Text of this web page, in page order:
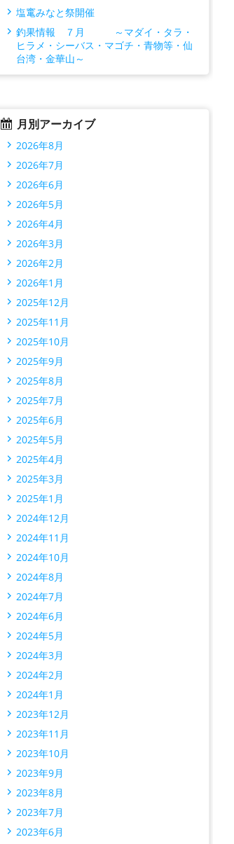
塩竃みなと祭開催
釣果情報 ７月 ～マダイ・タラ・
ヒラメ・シーバス・マゴチ・青物等・仙
台湾・金華山～
月別アーカイブ
2026年8月
2026年7月
2026年6月
2026年5月
2026年4月
2026年3月
2026年2月
2026年1月
2025年12月
2025年11月
2025年10月
2025年9月
2025年8月
2025年7月
2025年6月
2025年5月
2025年4月
2025年3月
2025年1月
2024年12月
2024年11月
2024年10月
2024年8月
2024年7月
2024年6月
2024年5月
2024年3月
2024年2月
2024年1月
2023年12月
2023年11月
2023年10月
2023年9月
2023年8月
2023年7月
2023年6月